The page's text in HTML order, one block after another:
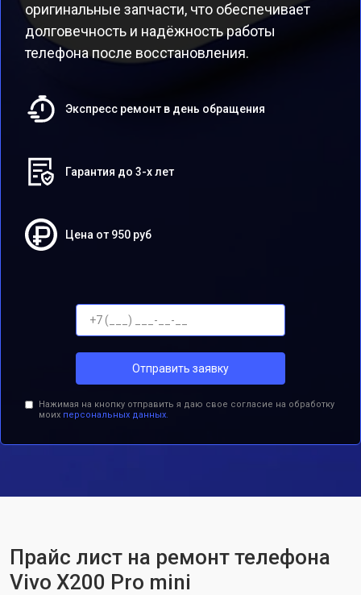
оригинальные запчасти, что обеспечивает
долговечность и надёжность работы
телефона после восстановления.
Экспресс ремонт в день обращения
Гарантия до 3-х лет
Цена от 950 руб
Отправить заявку
Нажимая на кнопку отправить я даю свое согласие на обработку
моих персональных данных.
Прайс лист на ремонт телефона
Vivo X200 Pro mini